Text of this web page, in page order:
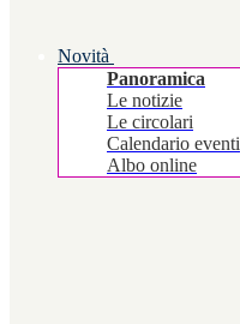
Novità
Panoramica
Le notizie
Le circolari
Calendario eventi
Albo online